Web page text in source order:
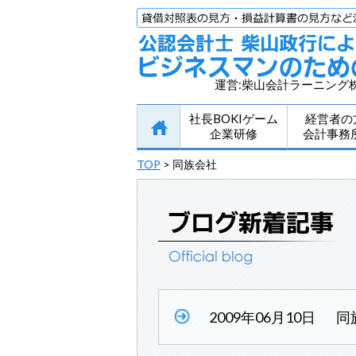
運営:柴山会計ラーニング
社長BOKIゲーム
企業研修
経営者の
会計事務
TOP > 同族会社
2009年06月10日 同